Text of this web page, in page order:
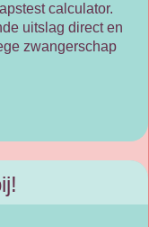
calculator.
uitslag direct en
zwangerschap